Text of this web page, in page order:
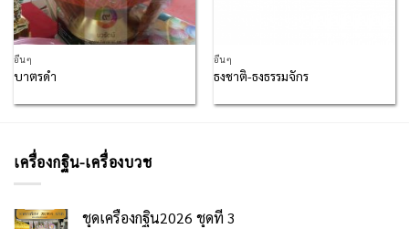
อื่นๆ
บาตรดำ
อื่นๆ
ธงชาติ-ธงธรรมจักร
เครื่องกฐิน-เครื่องบวช
ชุดเครื่องกฐิน2026 ชุดที่ 3